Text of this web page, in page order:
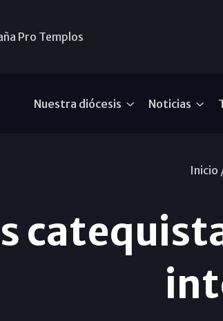
Pro Templos
Nuestra diócesis Noticias
Inicio